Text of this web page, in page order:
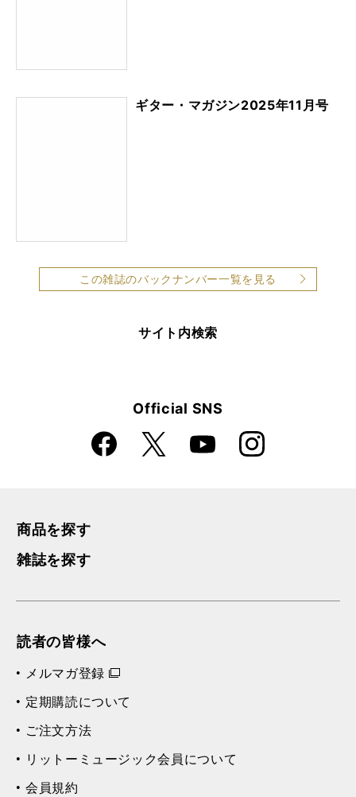
ギター・マガジン2025年11月号
この雑誌のバックナンバー一覧を見る
サイト内検索
Official SNS
Faceboo
k
X YouTube Instagra
m
商品を探す
雑誌を探す
読者の皆様へ
メルマガ登録
定期購読について
ご注文方法
リットーミュージック会員について
会員規約